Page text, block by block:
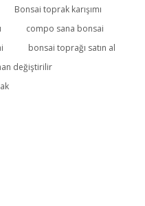
siz yapın!
Bonsai toprak karışımı
compo sana bonsai
bonsai toprağı satın al
değiştirilir